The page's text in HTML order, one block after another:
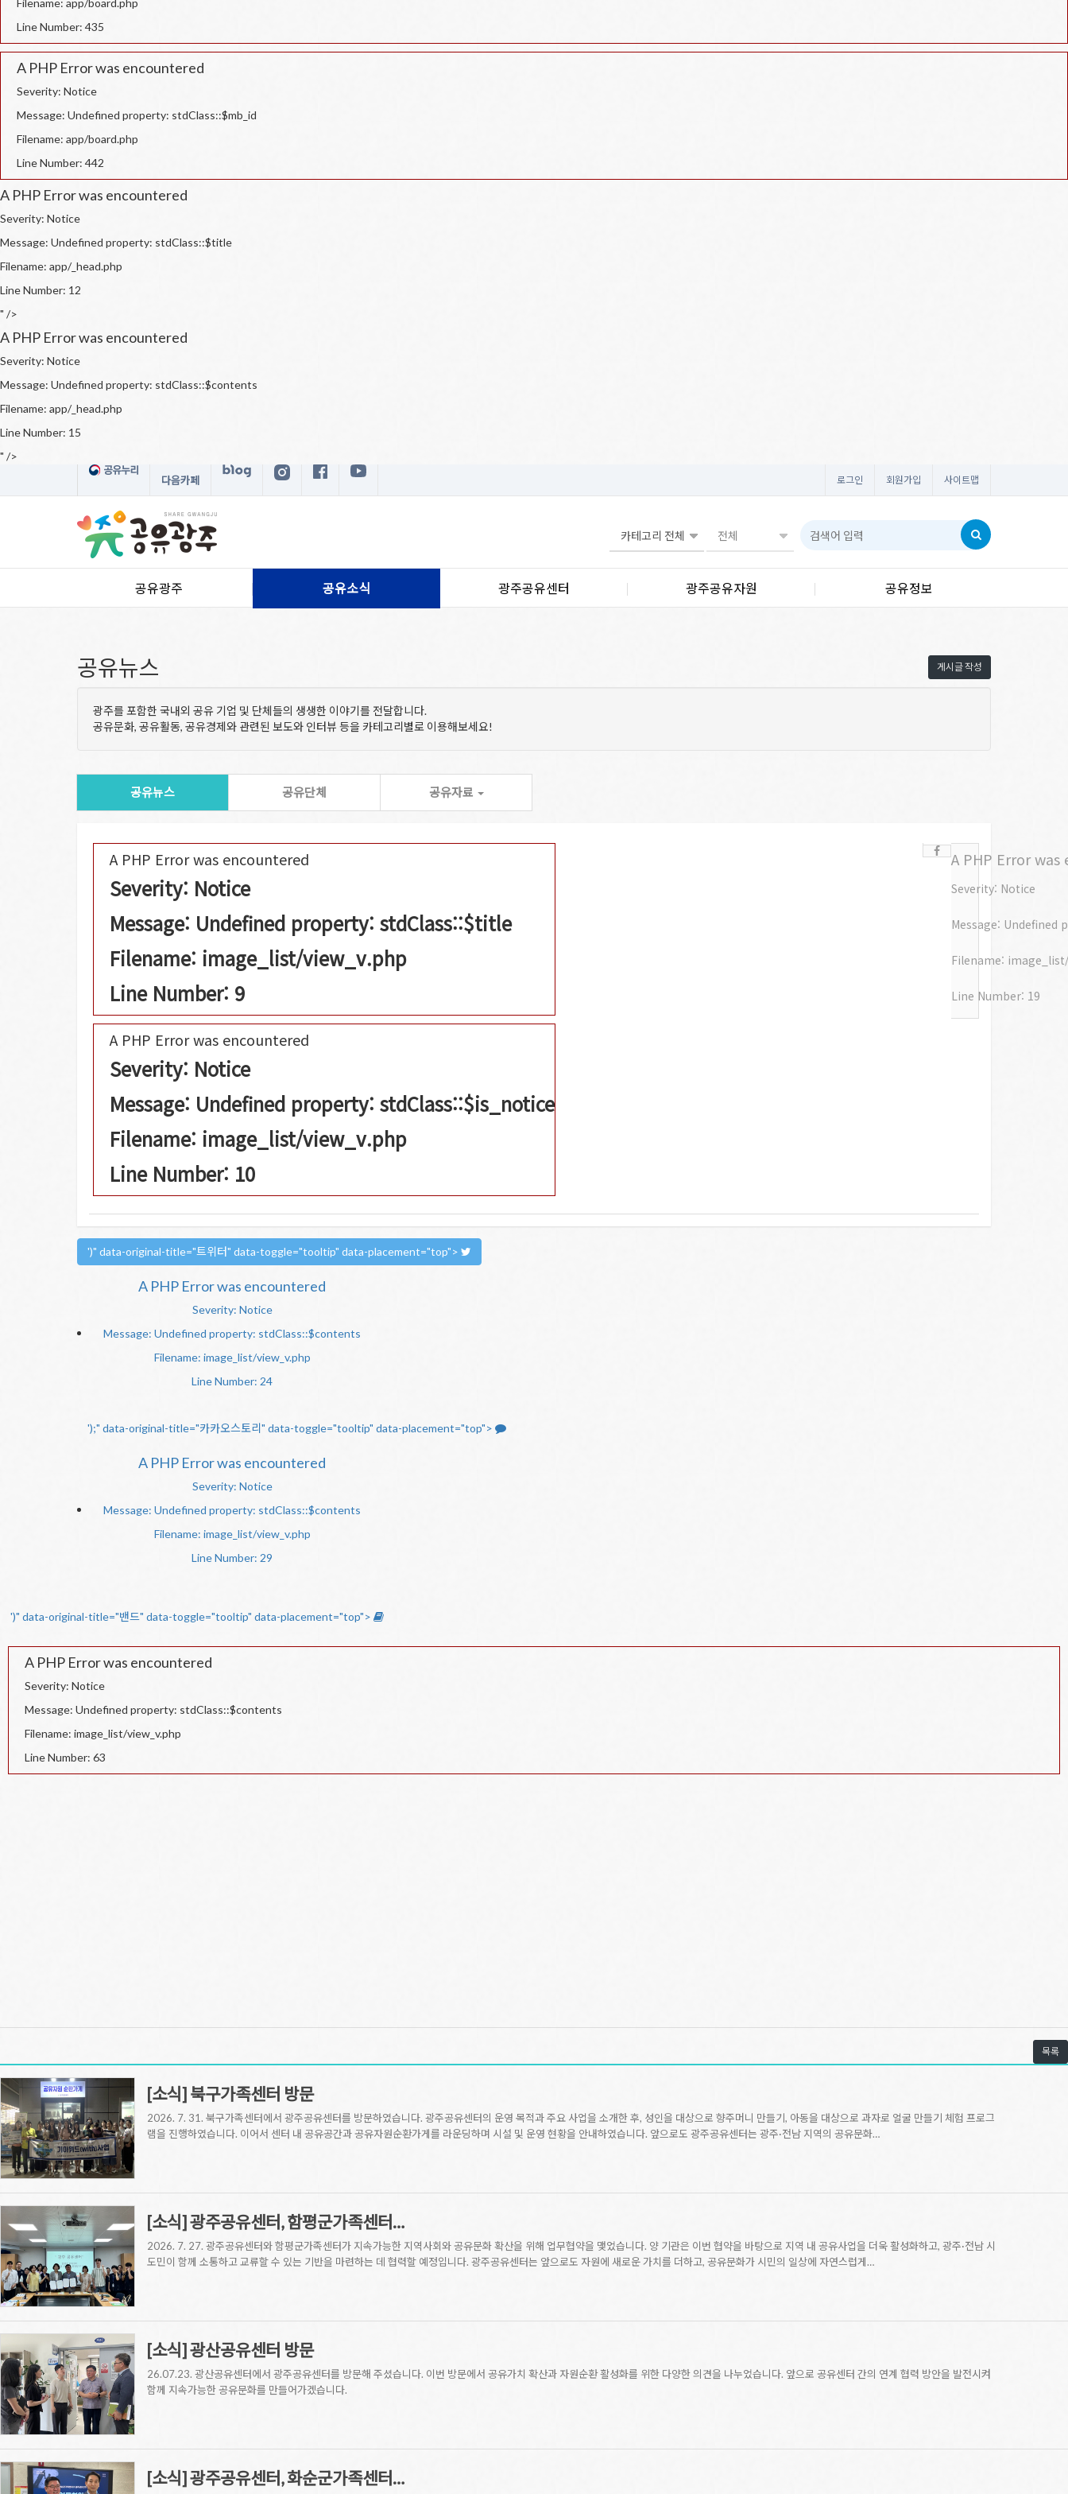
Filename: app/board.php
Line Number: 435
A PHP Error was encountered
Severity: Notice
Message: Undefined property: stdClass::$mb_id
Filename: app/board.php
Line Number: 442
A PHP Error was encountered
Severity: Notice
Message: Undefined property: stdClass::$title
Filename: app/_head.php
Line Number: 12
" />
A PHP Error was encountered
Severity: Notice
Message: Undefined property: stdClass::$contents
Filename: app/_head.php
Line Number: 15
" />
다음카페 로그인 회원가입 사이트맵
공유광주 공유소식 광주공유센터 광주공유자원 공유정보
게시글 작성
공유뉴스
광주를 포함한 국내외 공유 기업 및 단체들의 생생한 이야기를 전달합니다.
공유문화, 공유활동, 공유경제와 관련된 보도와 인터뷰 등을 카테고리별로 이용해보세요!
공유뉴스 공유단체 공유자료
A PHP Error was encountered
Severity: Notice
Message: Undefined property: stdClass::$title
Filename: image_list/view_v.php
Line Number: 9
A PHP Error was encountered
Severity: Notice
Message: Undefined property: stdClass::$is_notice
Filename: image_list/view_v.php
Line Number: 10
A PHP Error
Severity: Notice
Message: Undefined
Filename:
Line Number: 19
')" data-original-title="트위터" data-toggle="tooltip" data-placement="top">
A PHP Error was encountered
Severity: Notice
Message: Undefined property: stdClass::$contents
Filename: image_list/view_v.php
Line Number: 24
');" data-original-title="카카오스토리" data-toggle="tooltip" data-placement="top">
A PHP Error was encountered
Severity: Notice
Message: Undefined property: stdClass::$contents
Filename: image_list/view_v.php
Line Number: 29
')" data-original-title="밴드" data-toggle="tooltip" data-placement="top">
A PHP Error was encountered
Severity: Notice
Message: Undefined property: stdClass::$contents
Filename: image_list/view_v.php
Line Number: 63
목록
[소식] 북구가족센터 방문
2026. 7. 31. 북구가족센터에서 광주공유센터를 방문하였습니다. 광주공유센터의 운영 목적과 주요 사업을 소개한 후, 성인을 대상으로 향주머니 만들기, 아동을 대상으로 과자로 얼굴 만들기 체험 프로그
램을 진행하였습니다. 이어서 센터 내 공유공간과 공유자원순환가게를 라운딩하며 시설 및 운영 현황을 안내하였습니다. 앞으로도 광주공유센터는 광주·전남 지역의 공유문화…
[소식] 광주공유센터, 함평군가족센터…
2026. 7. 27. 광주공유센터와 함평군가족센터가 지속가능한 지역사회와 공유문화 확산을 위해 업무협약을 맺었습니다. 양 기관은 이번 협약을 바탕으로 지역 내 공유사업을 더욱 활성화하고, 광주·전남 시
도민이 함께 소통하고 교류할 수 있는 기반을 마련하는 데 협력할 예정입니다. 광주공유센터는 앞으로도 자원에 새로운 가치를 더하고, 공유문화가 시민의 일상에 자연스럽게…
[소식] 광산공유센터 방문
26.07.23. 광산공유센터에서 광주공유센터를 방문해 주셨습니다. 이번 방문에서 공유가치 확산과 자원순환 활성화를 위한 다양한 의견을 나누었습니다. 앞으로 공유센터 간의 연계 협력 방안을 발전시켜
함께 지속가능한 공유문화를 만들어가겠습니다.
[소식] 광주공유센터, 화순군가족센터…